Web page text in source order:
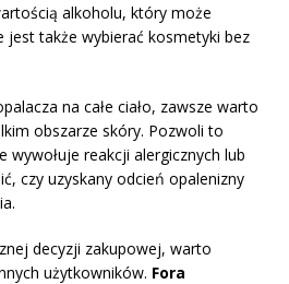
alkoholu, który może
jest także wybierać kosmetyki bez
na całe ciało, zawsze warto
obszarze skóry. Pozwoli to
wywołuje reakcji alergicznych lub
czy uzyskany odcień opalenizny
decyzji zakupowej, warto
użytkowników. Fora